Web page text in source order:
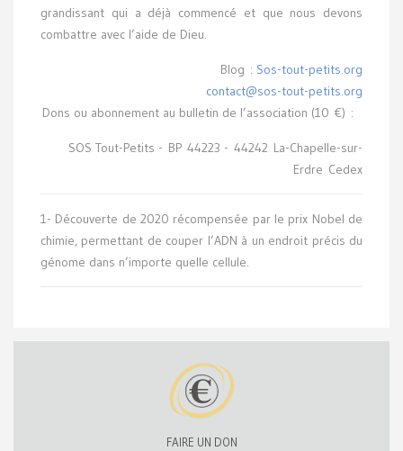
grandissant qui a déjà commencé et que nous devons
combattre avec l’aide de Dieu.
Blog : Sos-tout-petits.org
contact@sos-tout-petits.org
Dons ou abonnement au bulletin de l’association (10 €) :
SOS Tout-Petits - BP 44223 - 44242 La-Chapelle-sur-
Erdre Cedex
1- Découverte de 2020 récompensée par le prix Nobel de
chimie, permettant de couper l’ADN à un endroit précis du
génome dans n’importe quelle cellule.
FAIRE UN DON